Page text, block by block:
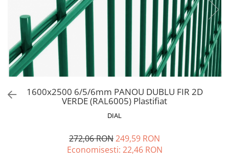
1600x2500 6/5/6mm PANOU DUBLU FIR 2D
VERDE (RAL6005) Plastifiat
DIAL
272,06 RON249,59 RON
Economisesti: 22,46 RON